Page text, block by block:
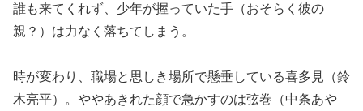
誰も来てくれず、少年が握っていた手（おそらく彼の
親？）は力なく落ちてしまう。
時が変わり、職場と思しき場所で懸垂している喜多見（鈴
木亮平）。ややあきれた顔で急かすのは弦巻（中条あや